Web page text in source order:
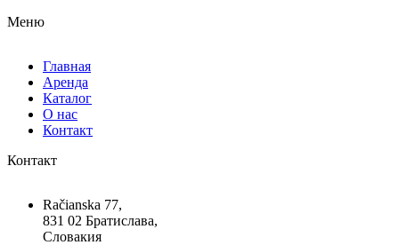
Меню
Главная
Аренда
Каталог
О нас
Контакт
Контакт
Račianska 77,
831 02 Братислава,
Словакия